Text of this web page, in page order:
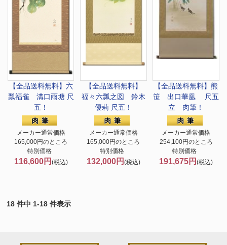
【全品送料無料】 六
瓢福雀 溝口雨塘 尺
五！
メーカー通常価格
165,000円のところ
特別価格
116,600円 (税込)
【全品送料無料】
福々六瓢之図 鈴木
優莉 尺五！
メーカー通常価格
165,000円のところ
特別価格
132,000円 (税込)
【全品送料無料】熊
笹 出口華凰 尺五
立 肉筆！
メーカー通常価格
254,100円のところ
特別価格
191,675円(税込)
18 件中 1-18 件表示